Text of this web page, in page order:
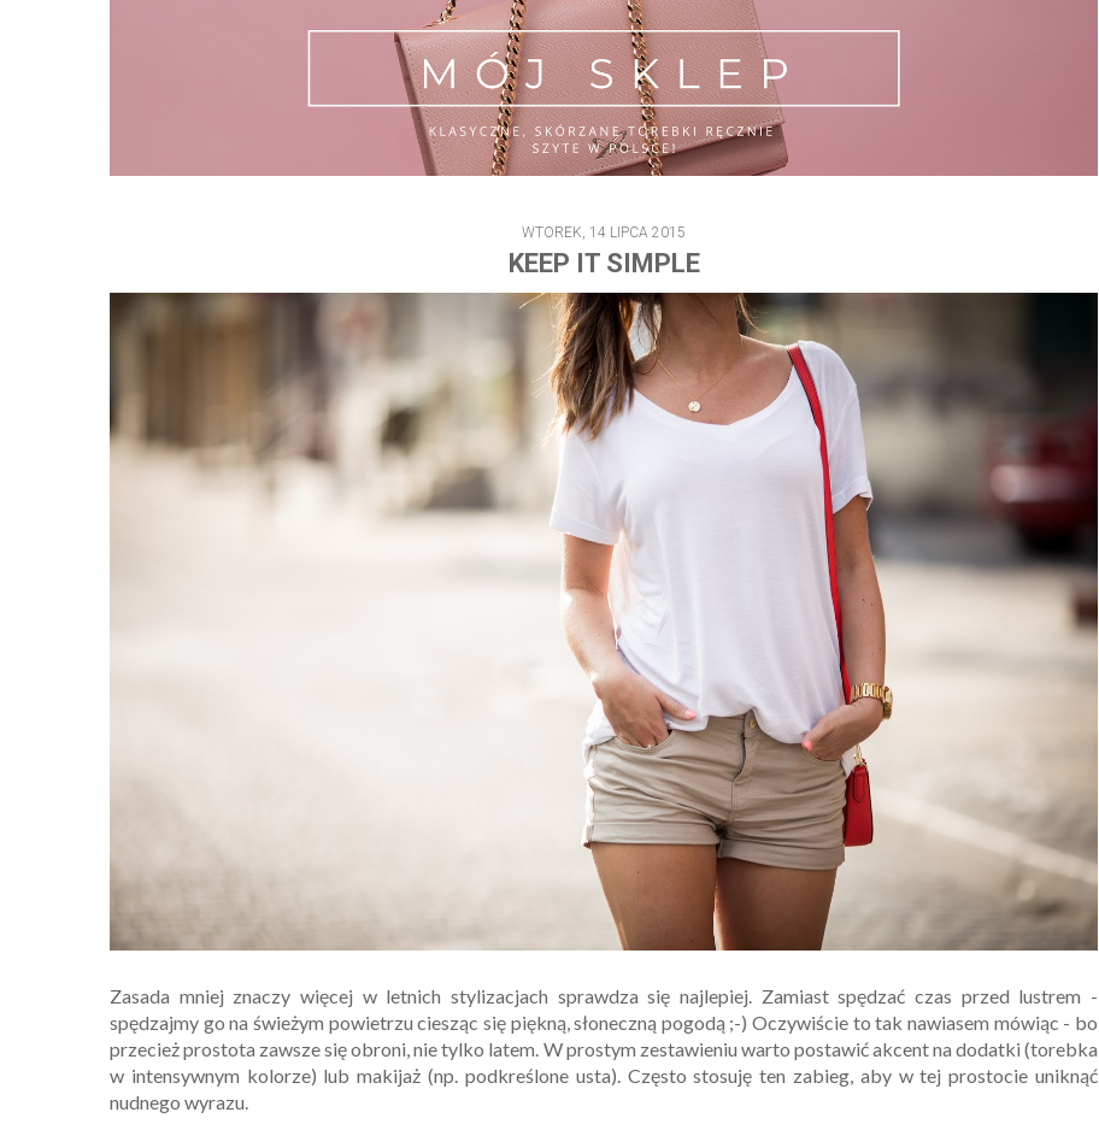
WTOREK, 14 LIPCA 2015
KEEP IT SIMPLE
Zasada mniej znaczy więcej w letnich stylizacjach sprawdza się najlepiej. Zamiast spędzać czas przed lustrem -
spędzajmy go na świeżym powietrzu ciesząc się piękną, słoneczną pogodą ;-) Oczywiście to tak nawiasem mówiąc - bo
przecież prostota zawsze się obroni, nie tylko latem. W prostym zestawieniu warto postawić akcent na dodatki (torebka
w intensywnym kolorze) lub makijaż (np. podkreślone usta). Często stosuję ten zabieg, aby w tej prostocie uniknąć
nudnego wyrazu.